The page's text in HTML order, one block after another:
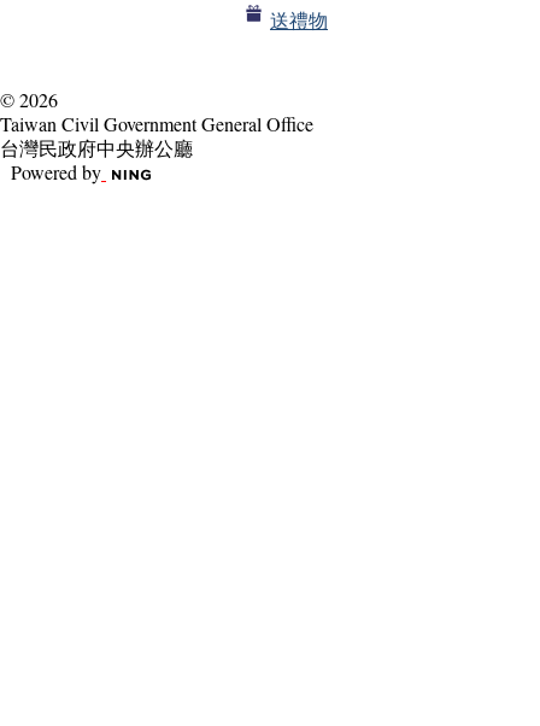
送禮物
© 2026
Taiwan Civil Government General Office
台灣民政府中央辦公廳
Powered by